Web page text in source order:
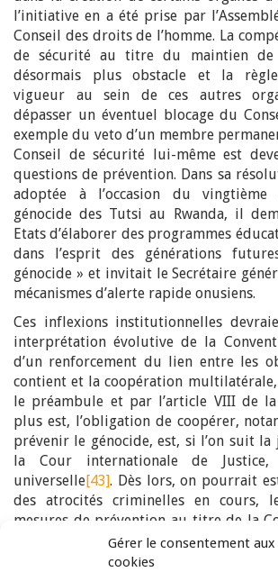
Gérer le consentement aux
cookies
l’initiative en a été prise par
Conseil des droits de l’homme. La
de sécurité au titre du maintien
désormais plus obstacle et la
vigueur au sein de ces autres
dépasser un éventuel blocage du
exemple du veto d’un membre
Conseil de sécurité lui-même est
questions de prévention. Dans sa
adoptée à l’occasion du vingtième
génocide des Tutsi au Rwanda, il
Etats d’élaborer des programmes
dans l’esprit des générations
génocide » et invitait le Secrétaire
mécanismes d’alerte rapide onusiens.
Ces inflexions institutionnelles
interprétation évolutive de la
d’un renforcement du lien entre les
contient et la coopération
le préambule et par l’article VIII de la
plus est, l’obligation de coopérer,
prévenir le génocide, est, si l’on suit
la Cour internationale de
universelle[43]. Dès lors, on pourrait
des atrocités criminelles en cours,
mesures de prévention au titre de la
s’inscrire dans un processus
instances onusiennes offrent des